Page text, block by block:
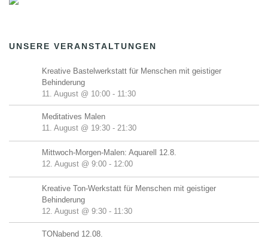
UNSERE VERANSTALTUNGEN
Kreative Bastelwerkstatt für Menschen mit geistiger
Behinderung
11. August @ 10:00 - 11:30
Meditatives Malen
11. August @ 19:30 - 21:30
Mittwoch-Morgen-Malen: Aquarell 12.8.
12. August @ 9:00 - 12:00
Kreative Ton-Werkstatt für Menschen mit geistiger
Behinderung
12. August @ 9:30 - 11:30
TONabend 12.08.